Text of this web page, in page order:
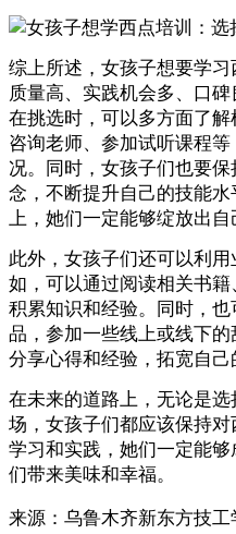
综上所述，女孩子想要学
质量高、实践机会多、口碑
在挑选时，可以多方面了解
咨询老师、参加试听课程
况。同时，女孩子们也要
念，不断提升自己的技能
上，她们一定能够绽放出自
此外，女孩子们还可以利
如，可以通过阅读相关书
积累知识和经验。同时，
品，参加一些线上或线下
分享心得和经验，拓宽自己
在未来的道路上，无论是
场，女孩子们都应该保持
学习和实践，她们一定能
们带来美味和幸福。
来源： 乌鲁木齐新东方技工